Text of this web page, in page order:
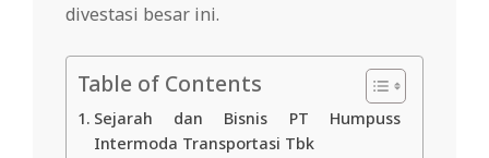
divestasi besar ini.
Table of Contents
Sejarah dan Bisnis PT Humpuss
Intermoda Transportasi Tbk